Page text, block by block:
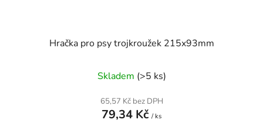
Hračka pro psy trojkroužek 215x93mm
Skladem (>5 ks)
65,57 Kč bez DPH
79,34 Kč / ks